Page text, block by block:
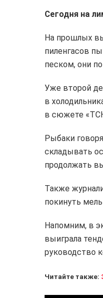
Сегодня на
На прошлых
пиленгасов
песком, они
Уже второй
в
в сюжете
Рыбаки
складывать
продолжать
Также
покинуть
Напомним, в
выиграла
руководство
Читайте также: